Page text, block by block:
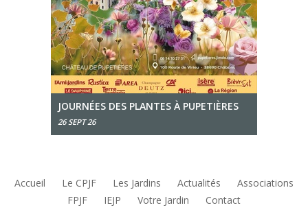
JOURNÉES DES PLANTES À PUPETIÈRES
26 SEPT 26
Accueil Le CPJF Les Jardins Actualités
Associations
FPJF
IEJP Votre Jardin Contact